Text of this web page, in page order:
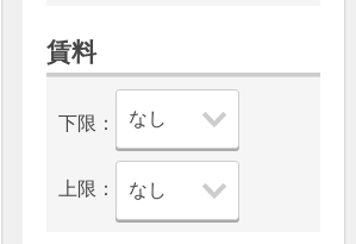
賃料
下限：
上限：